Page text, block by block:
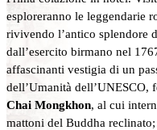
esploreranno le leggendarie
rivivendo l’antico splendore
dall’esercito birmano nel
affascinanti vestigia di un
dell’Umanità dell’UNESCO,
Chai Mongkhon, al cui
mattoni del Buddha reclinato;